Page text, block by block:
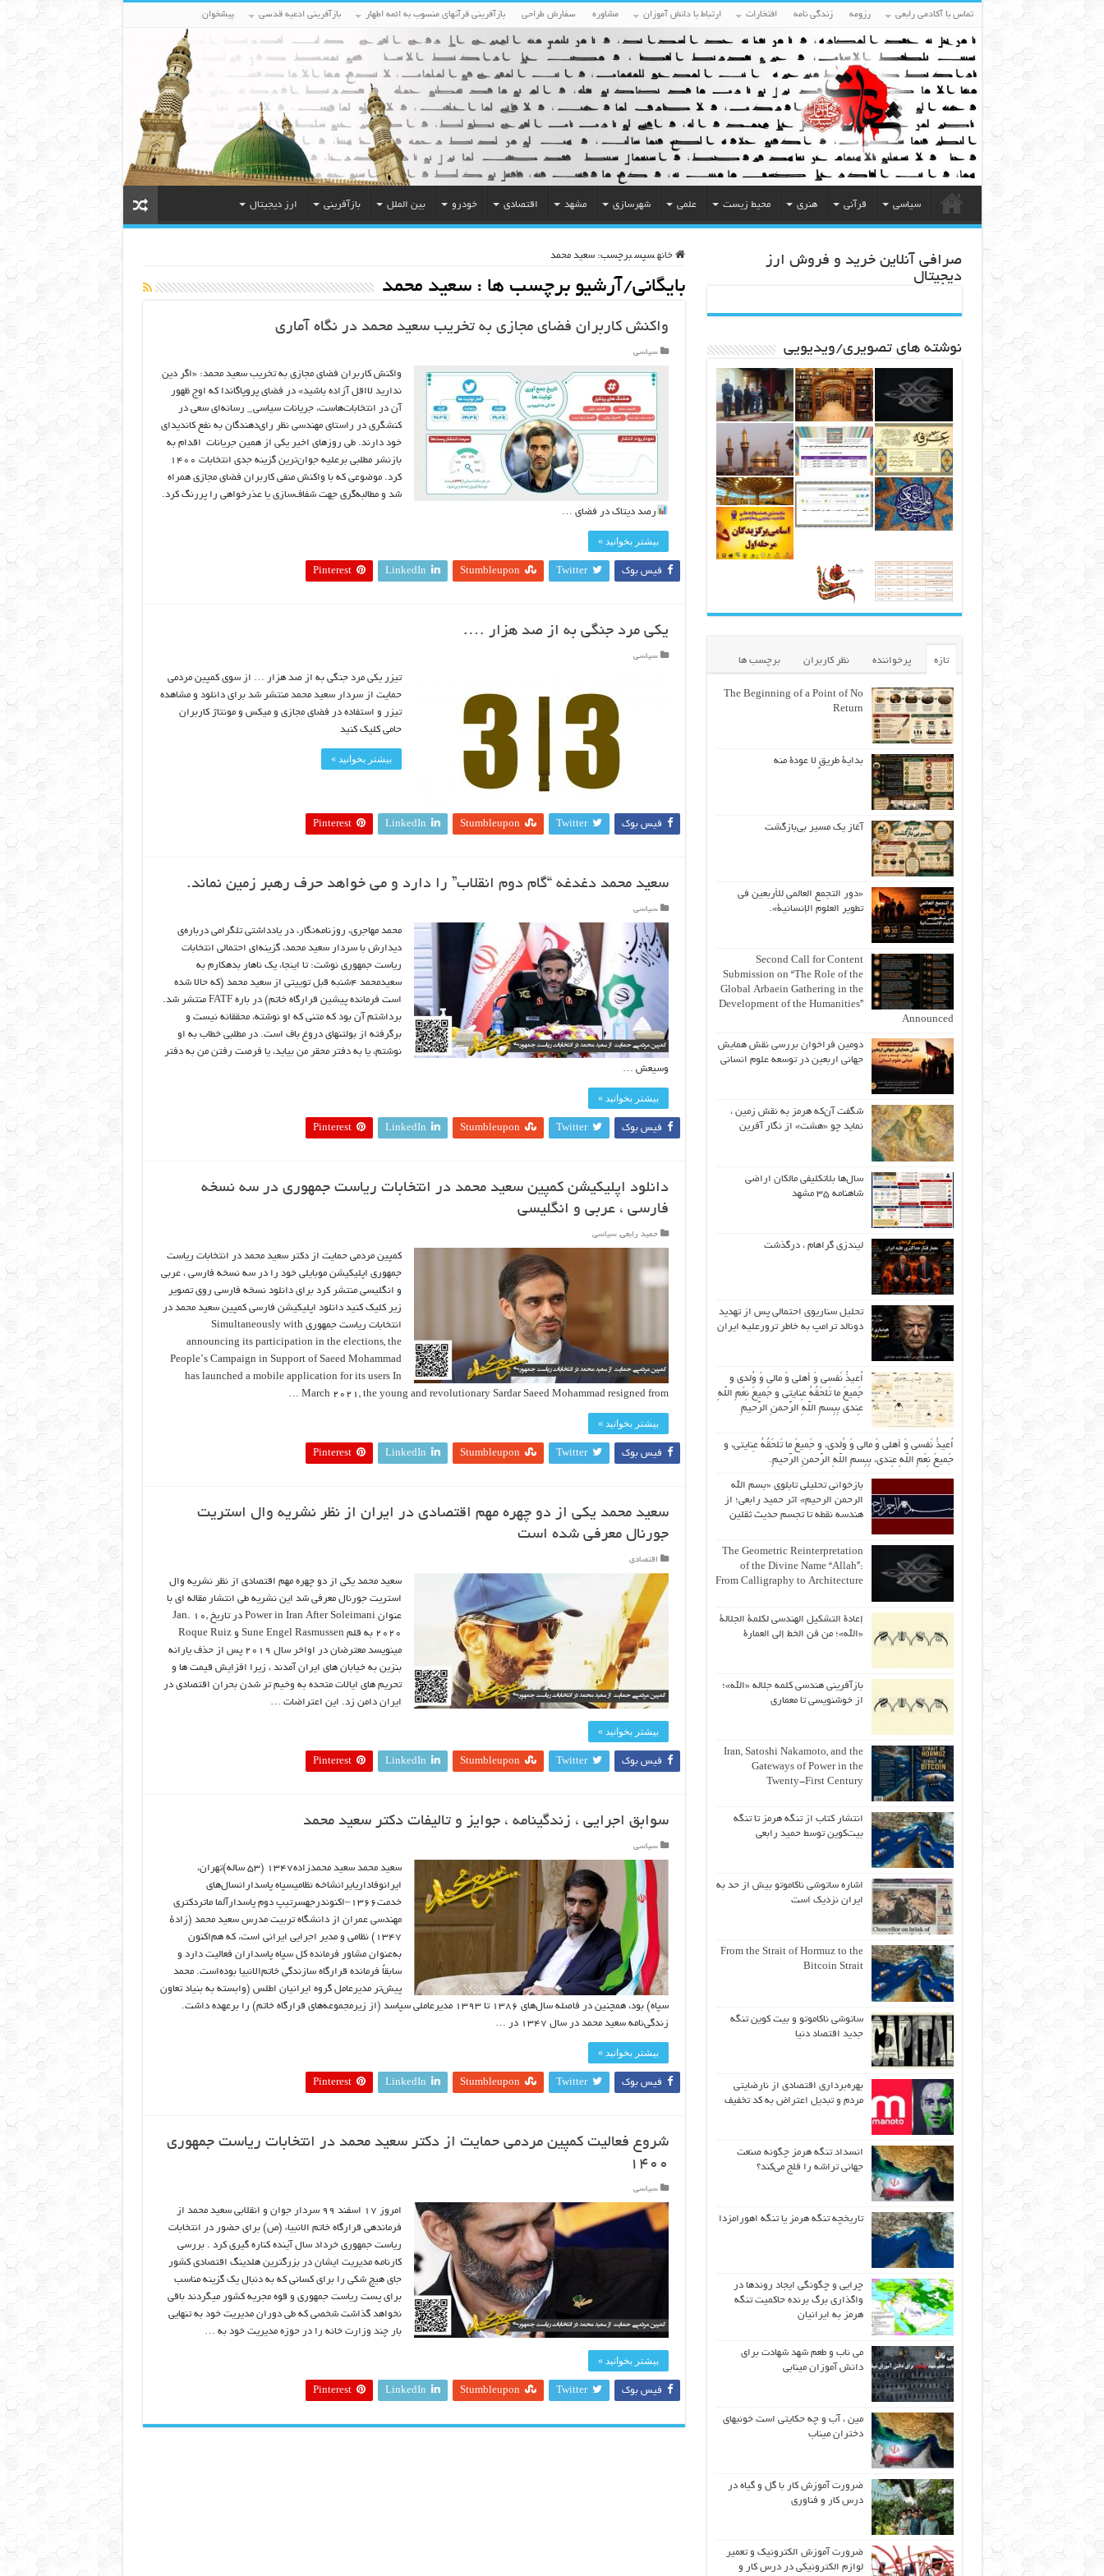
تماس با آکادمی رابعی رزومه زندگی نامه افتخارات ارتباط با دانش آموزان مشاوره سفارش طراحی بازآفرینی قرآنهای منسوب به ائمه اطهار بازآفرینی ادعیه قدسی پیشخوان
سیاسی قرآنی هنری محیط زیست علمی شهرسازی مشهد اقتصادی خودرو بین الملل بازآفرینی ارز دیجیتال
خانه سپس برچسب:سعید محمد
بایگانی/آرشیو برچسب ها :سعید محمد
واکنش کاربران فضای مجازی به تخریب سعید محمد در نگاه آماری
سیاسی
واکنش کاربران فضای مجازی به تخریب سعید محمد: «اگر دین
ندارید لااقل آزاده باشید» در فضای پروپاگاندا که اوج ظهور
آن در انتخابات‌هاست، جریانات سیاسی_ رسانه‌ای سعی در
کنشگری در راستای مهندسی نظر رای‌دهندگان به نفع کاندیدای
خود دارند. طی روزهای اخیر یکی از همین جریانات اقدام به
بازنشر مطلبی برعلیه جوان‌ترین گزینه جدی انتخابات ۱۴۰۰
کرد. موضوعی که با واکنش منفی کاربران فضای مجازی همراه
شد و مطالبه‌گری جهت شفاف‌سازی یا عذرخواهی را پررنگ کرد.
رصد دیتاک در فضای …
بیشتر بخوانید »
فیس بوک Twitter
Stumbleupon
LinkedIn
Pinterest
یکی مرد جنگی به از صد هزار ….
سیاسی
تیزر یکی مرد جنگی به از صد هزار … از سوی کمپین مردمی
حمایت از سردار سعید محمد منتشر شد برای دانلود و مشاهده
تیزر و استفاده در فضای مجازی و میکس و مونتاژ کاربران
حامی کلیک کنید
بیشتر بخوانید »
فیس بوک Twitter
Stumbleupon
LinkedIn
Pinterest
سعید محمد دغدغه “گام دوم انقلاب” را دارد و می خواهد حرف رهبر زمین نماند.
سیاسی
محمد مهاجری، روزنامه‌نگار، در یادداشتی تلگرامی درباره‌ی
دیدارش با سردار سعید محمد، گزینه‌ای احتمالی انتخابات
ریاست جمهوری نوشت: تا اینجا، یک ناهار بدهکارم به
سعیدمحمد ۴شنبه قبل توییتی از سعید محمد (که حالا شده
است فرمانده پیشین قرارگاه خاتم) در باره FATF منتشر شد.
برداشتم آن بود که متنی که او نوشته، محققانه نیست و
برگرفته از بولتنهای دروغ باف است. در مطلبی خطاب به او
نوشتم، یا به دفتر محقر من بیاید، یا فرصت رفتن من به دفتر
وسیعش …
بیشتر بخوانید »
فیس بوک Twitter
Stumbleupon
LinkedIn
Pinterest
دانلود اپلیکیشن کمپین سعید محمد در انتخابات ریاست جمهوری در سه نسخه
فارسی ، عربی و انگلیسی
حمید رابعی,سیاسی
کمپین مردمی حمایت از دکتر سعید محمد در انتخابات ریاست
جمهوری اپلیکیشن موبایلی خود را در سه نسخه فارسی ، عربی
و انگلیسی منتشر کرد برای دانلود نسخه فارسی روی تصویر
زیر کلیک کنید دانلود اپلیکیشن فارسی کمپین سعید محمد در
انتخابات ریاست جمهوری Simultaneously with
announcing its participation in the elections, the
People’s Campaign in Support of Saeed Mohammad
has launched a mobile application for its users In
March 2021, the young and revolutionary Sardar Saeed Mohammad resigned from …
بیشتر بخوانید »
فیس بوک Twitter
Stumbleupon
LinkedIn
Pinterest
سعید محمد یکی از دو چهره مهم اقتصادی در ایران از نظر نشریه وال استریت
جورنال معرفی شده است
اقتصادی
سعید محمد یکی از دو چهره مهم اقتصادی از نظر نشریه وال
استریت جورنال معرفی شد این نشریه طی انتشار مقاله ای با
عنوان Power in Iran After Soleimani در تاریخ Jan. 10,
2020 به قلم Sune Engel Rasmussen و Roque Ruiz
مینویسد معترضان در اواخر سال ۲۰۱۹ پس از حذف یارانه
بنزین به خیابان های ایران آمدند ، زیرا افزایش قیمت ها و
تحریم های ایالات متحده به وخیم تر شدن بحران اقتصادی در
ایران دامن زد. این اعتراضات …
بیشتر بخوانید »
فیس بوک Twitter
Stumbleupon
LinkedIn
Pinterest
سوابق اجرایی ، زندگینامه ، جوایز و تالیفات دکتر سعید محمد
سیاسی
سعید محمد سعید محمدزاده۱۳۴۷ (۵۳ ساله)تهران،
ایرانوفاداریایرانشاخه نظامیسپاه پاسدارانسال‌های
خدمت۱۳۶۶–اکنوندرجهسرتیپ دوم پاسدارآلما ماتردکتری
مهندسی عمران از دانشگاه تربیت مدرس سعید محمد (زادهٔ
۱۳۴۷) نظامی و مدیر اجرایی ایرانی است، که هم‌اکنون
به‌عنوان مشاور فرمانده کل سپاه پاسداران فعالیت دارد و
سابقاً فرمانده قرارگاه سازندگی خاتم‌الانبیا بوده‌است. محمد
پیش‌تر مدیرعامل گروه ایرانیان اطلس (وابسته به بنیاد تعاون
سپاه) بود، همچنین در فاصله سال‌های ۱۳۸۶ تا ۱۳۹۳ مدیرعاملی سپاسد (از زیرمجموعه‌های قرارگاه خاتم) را برعهده داشت.
زندگی‌نامه سعید محمد در سال ۱۳۴۷ در …
بیشتر بخوانید »
فیس بوک Twitter
Stumbleupon
LinkedIn
Pinterest
شروع فعالیت کمپین مردمی حمایت از دکتر سعید محمد در انتخابات ریاست جمهوری
۱۴۰۰
سیاسی
امروز ۱۷ اسفند ۹۹ سردار جوان و انقلابی سعید محمد از
فرماندهی قرارگاه خاتم الانبیاء (ص) برای حضور در انتخابات
ریاست جمهوری خرداد سال آینده کناره گیری کرد . بررسی
کارنامه مدیریت ایشان در بزرگترین هلدینگ اقتصادی کشور
جای هیچ شکی را برای کسانی که به دنبال یک گزینه مناسب
برای پست ریاست جمهوری و قوه مجریه کشور میگردند باقی
نخواهد گذاشت شخصی که طی دوران مدیریت خود به تنهایی
بار چند وزارت خانه را در حوزه مدیریت خود به …
بیشتر بخوانید »
فیس بوک Twitter
Stumbleupon
LinkedIn
Pinterest
صرافی آنلاین خرید و فروش ارز
دیجیتال
نوشته های تصویری/ویدیویی
تازه پرخواننده نظر کاربران برچسب ها
The Beginning of a Point of No
Return
بداية طريقٍ لا عودة منه
آغاز یک مسیر بی‌بازگشت
«دور التجمع العالمي للأربعين في
تطوير العلوم الإنسانية».
Second Call for Content
Submission on “The Role of the
Global Arbaein Gathering in the
Development of the Humanities”
Announced
دومین فراخوان بررسی نقش همایش
جهانی اربعین در توسعه علوم انسانی
شگفت آن‌که هرمز به نقش زمین ،
نماید چو «هشت» از نگار آفرین
سال‌ها بلاتکلیفی مالکان اراضی
شاهنامه ۳۵ مشهد
لیندزی گراهام ، درگذشت
تحلیل سناریوی احتمالی پس از تهدید
دونالد ترامپ به خاطر ترورعلیه ایران
اُعیذُ نَفسی وَ أهلی وَ مالی وَ وُلدی و
جَمیعَ ما تَلحَقُهُ عِنایتی و جَمیعَ نِعَمِ اللّهِ
عِندی بِبِسمِ اللّهِ الرَّحمنِ الرَّحیمِ
اُعیذُ نَفسی وَ أهلی وَ مالی وَ وُلدی، و جَمیعَ ما تَلحَقُهُ عِنایتی، و
جَمیعَ نِعَمِ اللّهِ عِندی، بِبِسمِ اللّهِ الرَّحمنِ الرَّحیمِ.
بازخوانی تحلیلی تابلوی «بسم الله
الرحمن الرحیم» اثر حمید رابعی؛ از
هندسه نقطه تا تجسم حدیث ثقلین
The Geometric Reinterpretation
of the Divine Name “Allah”:
From Calligraphy to Architecture
إعادة التشكيل الهندسي لكلمة الجلالة
«الله»؛ من فن الخط إلى العمارة
بازآفرینی هندسی کلمه جلاله «الله»؛
از خوشنویسی تا معماری
Iran, Satoshi Nakamoto, and the
Gateways of Power in the
Twenty-First Century
انتشار کتاب از تنگه هرمز تا تنگه
بیت‌کوین توسط حمید رابعی
اشاره ساتوشی ناکاموتو بیش از حد به
ایران نزدیک است
From the Strait of Hormuz to the
Bitcoin Strait
ساتوشی ناکاموتو و بیت کوین تنگه
جدید اقتصاد دنیا
بهره‌برداری اقتصادی از نارضایتی
مردم و تبدیل اعتراض به کد تخفیف
انسداد تنگه هرمز چگونه صنعت
جهانی تراشه را فلج می‌کند؟
تاریخچه تنگه هرمز یا تنگه اهورامزدا
چرایی و چگونگی ایجاد روندها در
واگذاری برگ برنده حاکمیت تنگه
هرمز به ایرانیان
می ناب و طعم شهد شهادت برای
دانش آموزان مینابی
مین ، آب و چه حکایتی است خونبهای
دختران میناب
ضرورت آموزش کار با گل و گیاه در
درس کار و فناوری
ضرورت آموزش الکترونیک و تعمیر
لوازم الکترونیکی در درس کار و